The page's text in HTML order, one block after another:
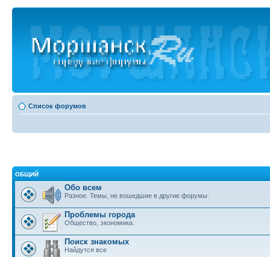
Список форумов
ОБЩИЙ
Обо всем
Разное. Темы, не вошедшие в другие форумы.
Проблемы города
Общество, экономика.
Поиск знакомых
Найдутся все